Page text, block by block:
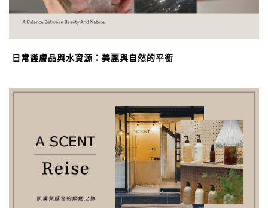
日常護膚品與水資源：美麗與自然的平衡